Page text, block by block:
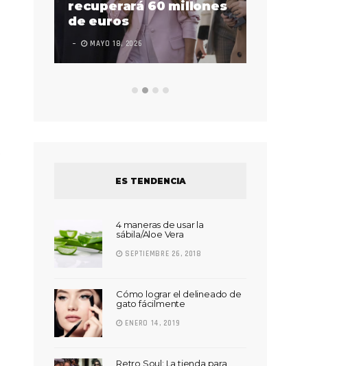
recuperará 60 millones
de euros
MAYO 18, 2026
ES TENDENCIA
4 maneras de usar la
sábila/Aloe Vera
SEPTIEMBRE 26, 2018
Cómo lograr el delineado de
gato fácilmente
ENERO 14, 2019
Retro Soul: La tienda para